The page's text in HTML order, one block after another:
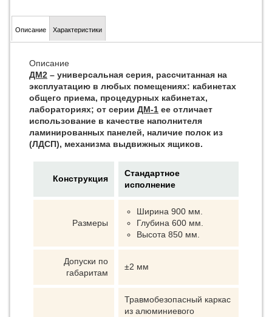
Описание Характеристики
Описание
ДМ2 – универсальная серия, рассчитанная на
эксплуатацию в любых помещениях: кабинетах
общего приема, процедурных кабинетах,
лабораториях; от серии ДМ-1 ее отличает
использование в качестве наполнителя
ламинированных панелей, наличие полок из
(ЛДСП), механизма выдвижных ящиков.
Конструкция
Стандартное
исполнение
Размеры
Ширина 900 мм.
Глубина 600 мм.
Высота 850 мм.
Допуски по
габаритам
±2 мм
Травмобезопасный каркас
из алюминиевого